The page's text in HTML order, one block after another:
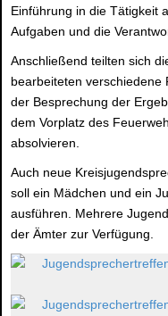
Einführung in die Tätigkeit
Aufgaben und die
Anschließend teilten sich
bearbeiteten verschiedene
der Besprechung der
dem Vorplatz des
absolvieren.
Auch neue
soll ein Mädchen und ein
ausführen. Mehrere
der Ämter zur Verfügung.